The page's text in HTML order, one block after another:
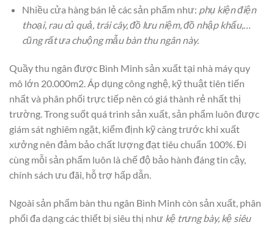
Nhiều cửa hàng bán lẻ các sản phẩm như: phụ kiện điện
thoại, rau củ quả, trái cây, đồ lưu niệm, đồ nhập khẩu,…
cũng rất ưa chuộng mẫu bàn thu ngân này.
Quầy thu ngân được Bình Minh sản xuất tại nhà máy quy
mô lớn 20.000m2. Áp dụng công nghệ, kỹ thuật tiên tiến
nhất và phân phối trực tiếp nên có giá thành rẻ nhất thị
trường. Trong suốt quá trình sản xuất, sản phẩm luôn được
giám sát nghiêm ngặt, kiểm định kỹ càng trước khi xuất
xưởng nên đảm bảo chất lượng đạt tiêu chuẩn 100%. Đi
cùng mỗi sản phẩm luôn là chế độ bảo hành đáng tin cậy,
chính sách ưu đãi, hỗ trợ hấp dẫn.
Ngoài sản phẩm bàn thu ngân Bình Minh còn sản xuất, phân
phối đa dạng các thiết bị siêu thị như kệ trưng bày, kệ siêu